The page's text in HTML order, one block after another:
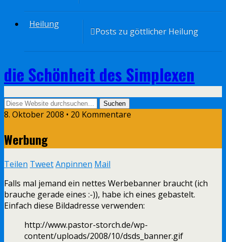
Heilung
Posts zu göttlicher Heilung
die Schönheit des Simplexen
8. Oktober 2008 • 20 Kommentare
Werbung
Teilen TweetAnpinnen Mail
Falls mal jemand ein nettes Werbebanner braucht (ich
brauche gerade eines :-)), habe ich eines gebastelt.
Einfach diese Bildadresse verwenden:
http://www.pastor-storch.de/wp-
content/uploads/2008/10/dsds_banner.gif